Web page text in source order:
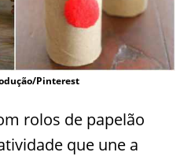
Pinterest
rolos de papelão
que une a